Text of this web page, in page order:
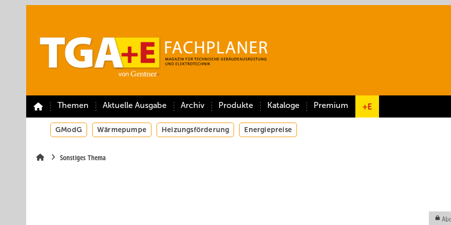
Themen Aktuelle Ausgabe Archiv Produkte Kataloge Premium +E
GModG Wärmepumpe Heizungsförderung Energiepreise
Sonstiges Thema